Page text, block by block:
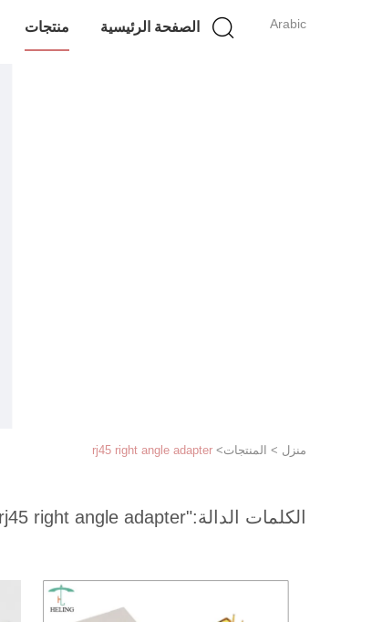
Arabic الصفحة الرئيسية منتجات
منزل > المنتجات>
rj45 right angle adapter
الكلمات الدالة:"rj45 right angle adapter "